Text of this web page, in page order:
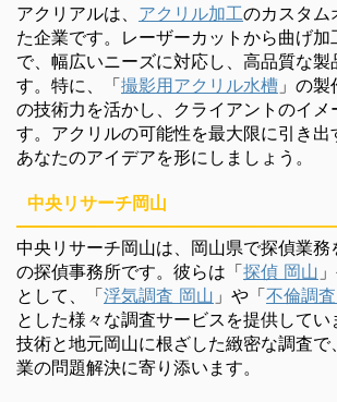
アクリアルは、 アクリル加工のカスタム
た企業です。レーザーカットから曲げ加
で、幅広いニーズに対応し、高品質な製
す。特に、「撮影用アクリル水槽 」の
の技術力を活かし、クライアントのイメ
す。アクリルの可能性を最大限に引き出
あなたのアイデアを形にしましょう。
中央リサーチ岡山
中央リサーチ岡山は、岡山県で探偵業務
の探偵事務所です。彼らは「探偵 岡山
として、「浮気調査 岡山 」や「不倫調
とした様々な調査サービスを提供して
技術と地元岡山に根ざした緻密な調査で
業の問題解決に寄り添います。